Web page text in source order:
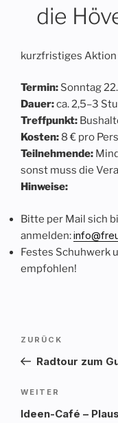
die
kurzfristiges
Termin: Sonntag
Dauer:ca. 2,5–3
Treffpunkt:
Kosten: 8 € pro
Teilnehmende:
sonst muss die
Hinweise:
Bitte per Mail sich
anmelden:
Festes Schuhwerk
empfohlen!
Vorheriger
Beitrag
ZURÜCK
Radtour zum
Nächster
Beitrag
WEITER
Ideen-Café –